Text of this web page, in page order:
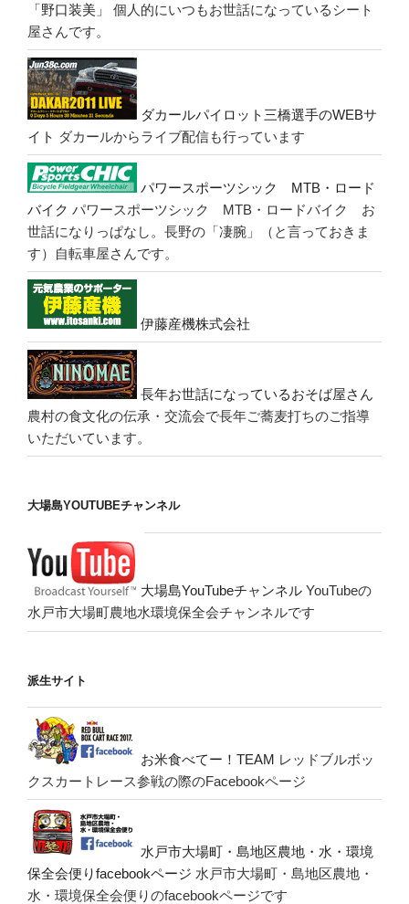
「野口装美」
個人的にいつもお世話になっているシート
屋さんです。
ダカールパイロット三橋選手のWEBサ
イト ダカールからライブ配信も行っています
パワースポーツシック MTB・ロード
バイク パワースポーツシック MTB・ロードバイク お
世話になりっぱなし。長野の「凄腕」（と言っておきま
す）自転車屋さんです。
伊藤産機株式会社
長年お世話になっているおそば屋さん
農村の食文化の伝承・交流会で長年ご蕎麦打ちのご指導
いただいています。
大場島YOUTUBEチャンネル
大場島YouTubeチャンネル YouTubeの
水戸市大場町農地水環境保全会チャンネルです
派生サイト
お米食べてー！TEAM レッドブルボッ
クスカートレース参戦の際のFacebookページ
水戸市大場町・島地区農地・水・環境
保全会便りfacebookページ 水戸市大場町・島地区農地・
水・環境保全会便りのfacebookページです